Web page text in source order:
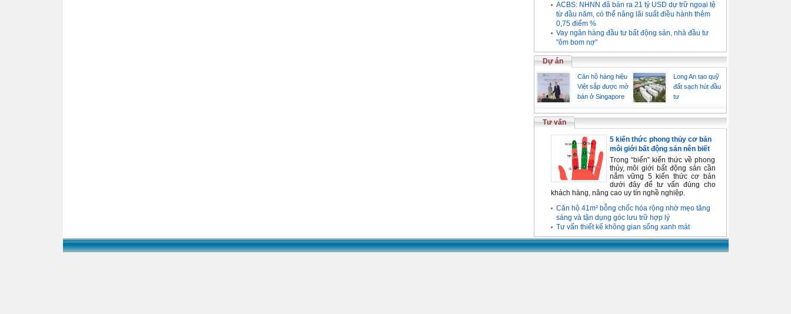
ACBS: NHNN đã bán ra 21 tỷ USD dự trữ ngoại tệ
từ đầu năm, có thể nâng lãi suất điều hành thêm
0,75 điểm %
Vay ngân hàng đầu tư bất động sản, nhà đầu tư
"ôm bom nợ"
Dự án
Căn hộ hàng hiệu
Việt sắp được mở
bán ở Singapore
Long An tạo quỹ
đất sạch hút đầu
tư
Tư vấn
5 kiến thức phong thủy cơ bản
môi giới bất động sản nên biết
Trong “biển” kiến thức về phong
thủy, môi giới bất động sản cần
nắm vững 5 kiến thức cơ bản
dưới đây để tư vấn đúng cho
khách hàng, nâng cao uy tín nghề nghiệp.
Căn hộ 41m² bỗng chốc hóa rộng nhờ mẹo tăng
sáng và tận dụng góc lưu trữ hợp lý
Tư vấn thiết kế không gian sống xanh mát